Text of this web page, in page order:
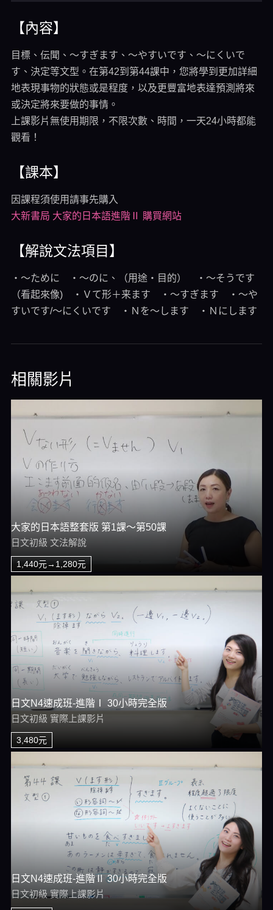
【內容】
目標、伝聞、～すぎます、～やすいです、～にくいで
す、決定等文型。在第42到第44課中，您將學到更加詳細
地表現事物的狀態或是程度，以及更豐富地表達預測將來
或決定將來要做的事情。
上課影片無使用期限，不限次數、時間，一天24小時都能
觀看！
【課本】
因課程須使用請事先購入
大新書局 大家的日本語進階Ⅱ 購買網站
【解說文法項目】
・～ために ・～のに、（用途・目的） ・～そうです
（看起來像) ・Ｖて形＋来ます ・～すぎます ・～や
すいです/～にくいです ・Ｎを～します ・Ｎにします
相關影片
大家的日本語整套版 第1課～第50課
日文初級 文法解說
1,440元→1,280元
日文N4速成班-進階Ⅰ 30小時完全版
日文初級 實際上課影片
3,480元
日文N4速成班-進階Ⅱ 30小時完全版
日文初級 實際上課影片